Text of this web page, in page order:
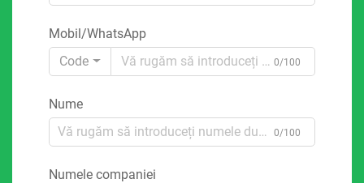
Mobil/WhatsApp
Code
0/100
Nume
0/100
Numele companiei